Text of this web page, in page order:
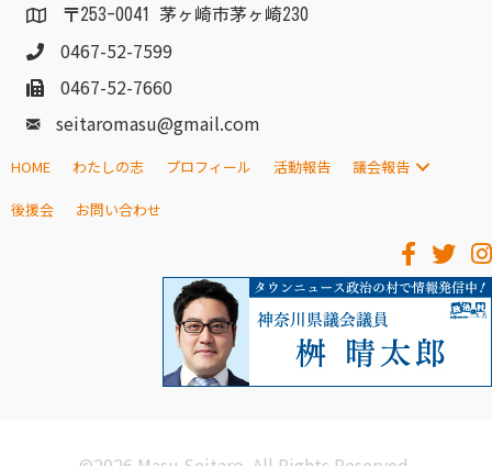
〒253-0041 茅ヶ崎市茅ヶ崎230
0467-52-7599
0467-52-7660
seitaromasu@gmail.com
HOME わたしの志 プロフィール 活動報告 議会報告
後援会 お問い合わせ